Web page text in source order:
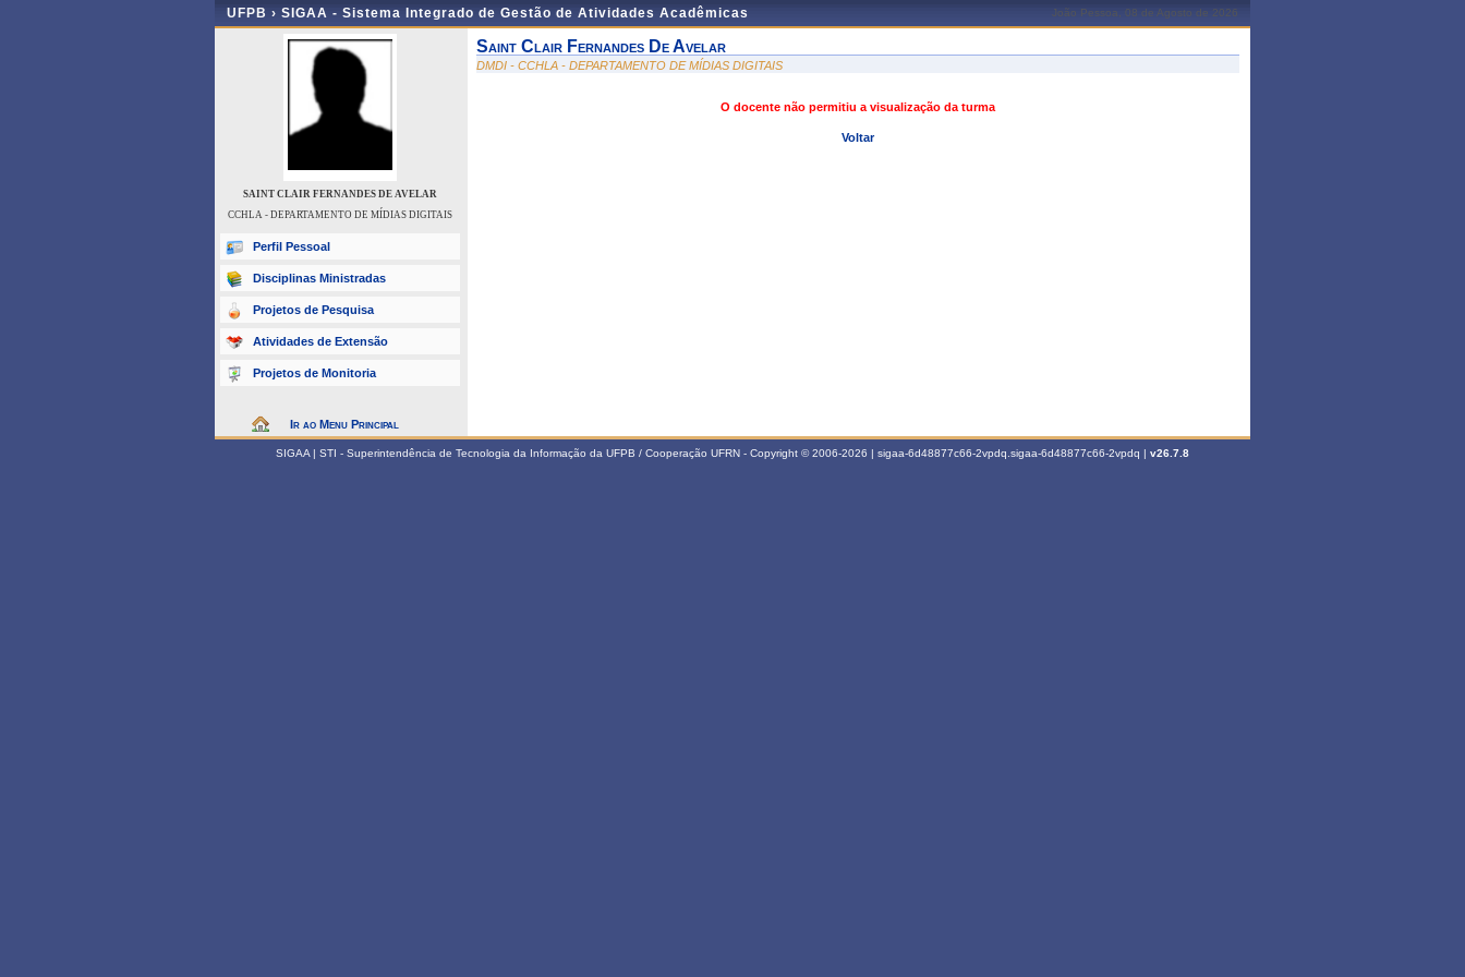
UFPB › SIGAA - Sistema Integrado de Gestão de Atividades Acadêmicas João Pessoa, 08 de Agosto de 2026
SAINT CLAIR FERNANDES DE AVELAR
CCHLA - DEPARTAMENTO DE MÍDIAS DIGITAIS
Perfil Pessoal
Disciplinas Ministradas
Projetos de Pesquisa
Atividades de Extensão
Projetos de Monitoria
Ir ao Menu Principal
Saint Clair Fernandes De Avelar
DMDI - CCHLA - DEPARTAMENTO DE MÍDIAS DIGITAIS
O docente não permitiu a visualização da turma
Voltar
SIGAA | STI - Superintendência de Tecnologia da Informação da UFPB / Cooperação UFRN - Copyright © 2006-2026 | sigaa-6d48877c66-2vpdq.sigaa-6d48877c66-2vpdq | v26.7.8